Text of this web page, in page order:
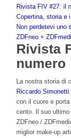
Rivista FIV #27: il
Copertina, storia e
Non perdetevi uno
ZDFneo +
Rivista
numero
La nostra storia di
Riccardo Simonetti
con il cuore e
cento. Il suo
ZDFneo /
miglior make-up